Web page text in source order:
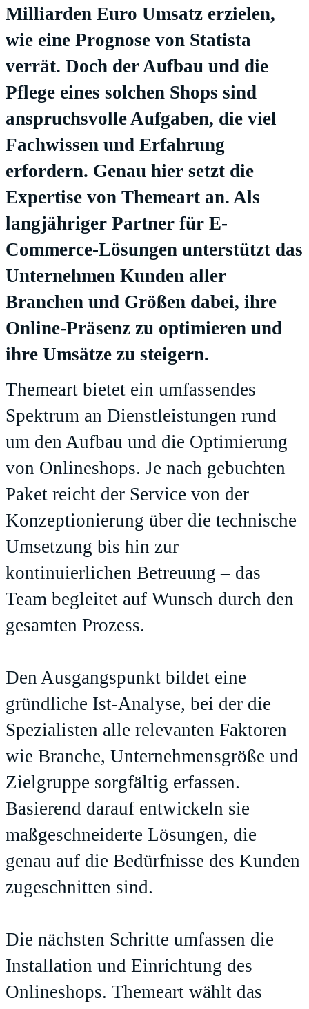
Milliarden Euro Umsatz erzielen,
wie eine Prognose von Statista
verrät. Doch der Aufbau und die
Pflege eines solchen Shops sind
anspruchsvolle Aufgaben, die viel
Fachwissen und Erfahrung
erfordern. Genau hier setzt die
Expertise von Themeart an. Als
langjähriger Partner für E-
Commerce-Lösungen unterstützt das
Unternehmen Kunden aller
Branchen und Größen dabei, ihre
Online-Präsenz zu optimieren und
ihre Umsätze zu steigern.
Themeart bietet ein umfassendes
Spektrum an Dienstleistungen rund
um den Aufbau und die Optimierung
von Onlineshops. Je nach gebuchten
Paket reicht der Service von der
Konzeptionierung über die technische
Umsetzung bis hin zur
kontinuierlichen Betreuung – das
Team begleitet auf Wunsch durch den
gesamten Prozess.
Den Ausgangspunkt bildet eine
gründliche Ist-Analyse, bei der die
Spezialisten alle relevanten Faktoren
wie Branche, Unternehmensgröße und
Zielgruppe sorgfältig erfassen.
Basierend darauf entwickeln sie
maßgeschneiderte Lösungen, die
genau auf die Bedürfnisse des Kunden
zugeschnitten sind.
Die nächsten Schritte umfassen die
Installation und Einrichtung des
Onlineshops. Themeart wählt das